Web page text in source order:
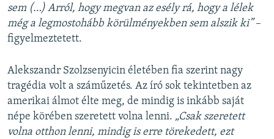
sem (…) Arról, hogy megvan az esély rá, hogy a lélek
még a legmostohább körülményekben sem alszik ki”–
figyelmeztetett.
Alekszandr Szolzsenyicin életében fia szerint nagy
tragédia volt a száműzetés. Az író sok tekintetben az
amerikai álmot élte meg, de mindig is inkább saját
népe körében szeretett volna lenni. „Csak szeretett
volna otthon lenni, mindig is erre törekedett, ezt